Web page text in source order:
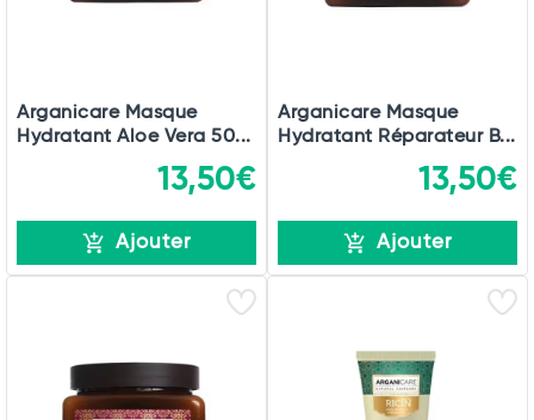
Arganicare Masque
Hydratant Aloe Vera 50...
13,50€
Ajouter
Arganicare Masque
Hydratant Réparateur B...
13,50€
Ajouter